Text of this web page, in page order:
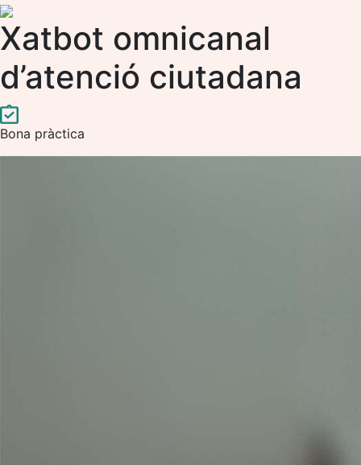
Xatbot omnicanal
d’atenció ciutadana
Bona pràctica